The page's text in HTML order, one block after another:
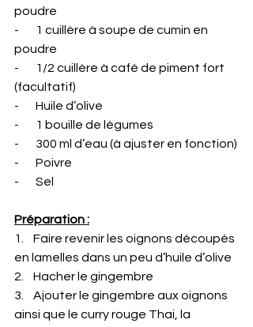
poudre
-       1 cuillère à soupe de cumin en
poudre
-       1/2 cuillère à café de piment fort
(facultatif)
-       Huile d’olive
-       1 bouille de légumes
-       300 ml d’eau (à ajuster en fonction)
-       Poivre
-       Sel
Préparation :
1.    Faire revenir les oignons découpés
en lamelles dans un peu d’huile d’olive
2.    Hacher le gingembre
3.    Ajouter le gingembre aux oignons
ainsi que le curry rouge Thai, la